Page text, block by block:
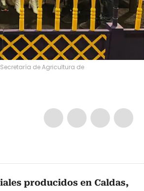
de Agricultura de
producidos en Caldas,